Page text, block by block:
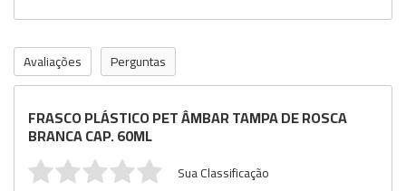
Avaliações Perguntas
FRASCO PLÁSTICO PET ÂMBAR TAMPA DE ROSCA
BRANCA CAP. 60ML
Sua Classificação